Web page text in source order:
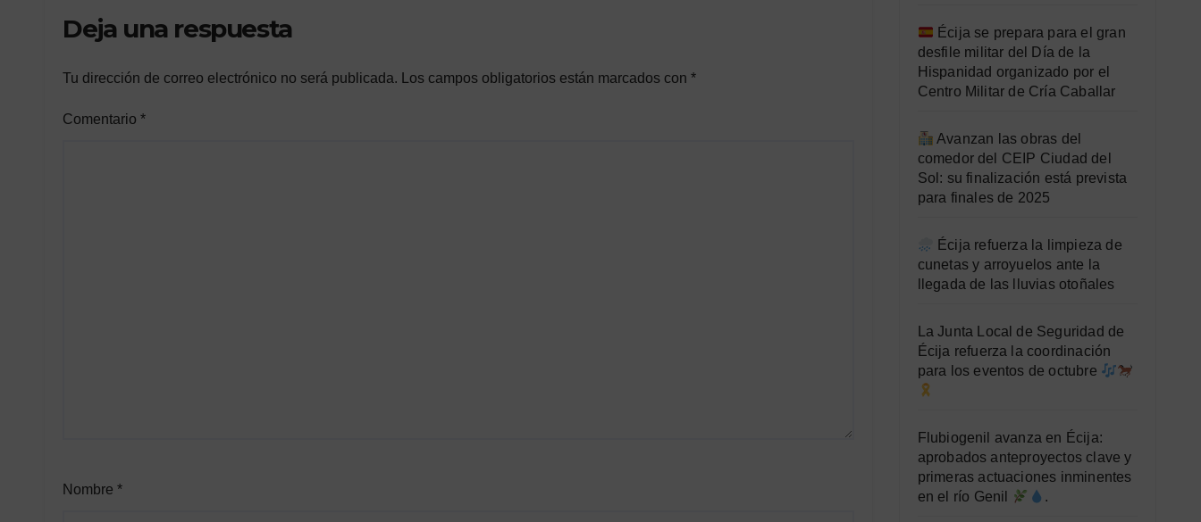
Deja una respuesta
Tu dirección de correo electrónico no será publicada. Los campos obligatorios están marcados con *
Comentario *
Nombre *
Écija se prepara para el gran
desfile militar del Día de la
Hispanidad organizado por el
Centro Militar de Cría Caballar
Avanzan las obras del
comedor del CEIP Ciudad del
Sol: su finalización está prevista
para finales de 2025
Écija refuerza la limpieza de
cunetas y arroyuelos ante la
llegada de las lluvias otoñales
La Junta Local de Seguridad de
Écija refuerza la coordinación
para los eventos de octubre
Flubiogenil avanza en Écija:
aprobados anteproyectos clave y
primeras actuaciones inminentes
en el río Genil
.